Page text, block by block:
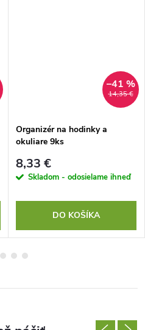
14,35 €
–41 %
Organizér na hodinky a
okuliare 9ks
8,33 €
Skladom - odosielame ihneď
DO KOŠÍKA